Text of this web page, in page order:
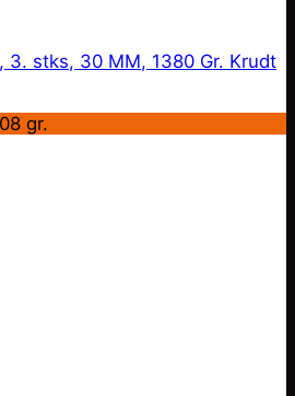
stks, 30 MM, 1380 Gr. Krudt
gr.